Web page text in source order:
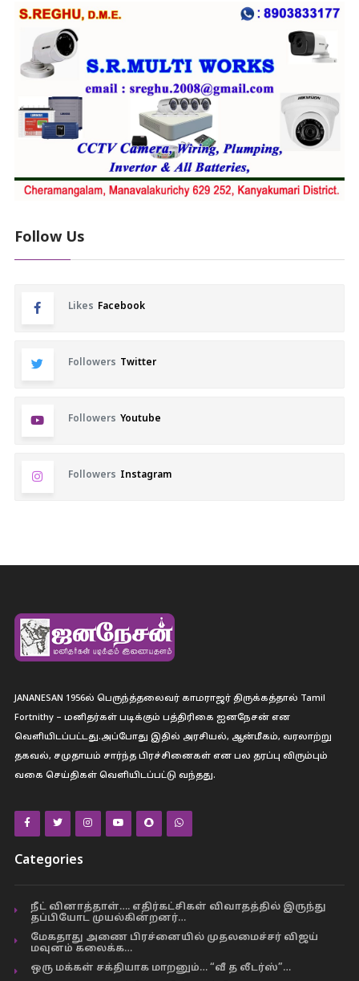
Follow Us
Likes Facebook
Followers Twitter
Followers Youtube
Followers Instagram
JANANESAN 1956ல் பெருந்த்தலைவர் காமராஜர் திருக்கத்தால் Tamil
Fortnithy – மனிதர்கள் படிக்கும் பத்திரிகை ஐனநேசன் என
வெளியிடப்பட்டது.அப்போது இதில் அரசியல், ஆன்மீகம், வரலாற்று
தகவல், சமுதாயம் சார்ந்த பிரச்சினைகள் என பல தரப்பு விரும்பும்
வகை செய்திகள் வெளியிடப்பட்டு வந்தது.
Categories
நீட் வினாத்தாள்…. எதிர்கட்சிகள் விவாதத்தில் இருந்து
தப்பியோட முயல்கின்றனர்…
மேகதாது அணை பிரச்னையில் முதலமைச்சர் விஜய்
மவுனம் கலைக்க…
ஒரு மக்கள் சக்தியாக மாறனும்… “வீ த லீடர்ஸ்”…